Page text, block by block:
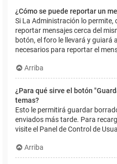
¿Cómo se puede reportar un
Si La Administración lo permite,
reportar mensajes cerca del
botón, el foro le llevará y guiará
necesarios para reportar el
Arriba
¿Para qué sirve el botón
temas?
Esto le permitirá guardar
enviados más tarde. Para
visite el Panel de Control de
Arriba